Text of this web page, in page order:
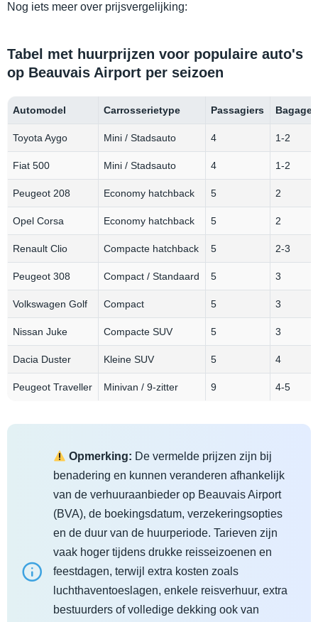
Nog iets meer over prijsvergelijking:
Tabel met huurprijzen voor populaire auto's
op Beauvais Airport per seizoen
Automodel Carrosserietype Passagiers
Toyota Aygo Mini / Stadsauto 4 1-2
Fiat 500 Mini / Stadsauto 4 1-2
Peugeot 208 Economy hatchback 5 2
Opel Corsa Economy hatchback 5 2
Renault Clio Compacte hatchback 5 2-3
Peugeot 308 Compact / Standaard 5 3
Volkswagen Golf Compact 5 3
Nissan Juke Compacte SUV 5 3
Dacia Duster Kleine SUV 5 4
Peugeot Traveller Minivan / 9-zitter 9 4-5
Opmerking: De vermelde prijzen zijn bij
benadering en kunnen veranderen afhankelijk
van de verhuuraanbieder op Beauvais Airport
(BVA), de boekingsdatum, verzekeringsopties
en de duur van de huurperiode. Tarieven zijn
vaak hoger tijdens drukke reisseizoenen en
feestdagen, terwijl extra kosten zoals
luchthaventoeslagen, enkele reisverhuur, extra
bestuurders of volledige dekking ook van